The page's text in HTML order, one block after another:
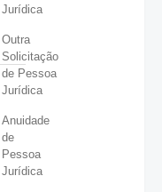
Jurídica
Outra
Solicitação
de Pessoa
Jurídica
Anuidade
de
Pessoa
Jurídica